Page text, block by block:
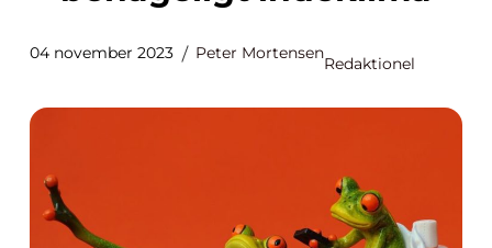
04 november 2023 Peter Mortensen
Redaktionel